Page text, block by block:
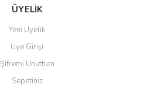
ÜYELİK
Yeni Üyelik
Üye Girişi
Şifremi Unuttum
Sepetiniz